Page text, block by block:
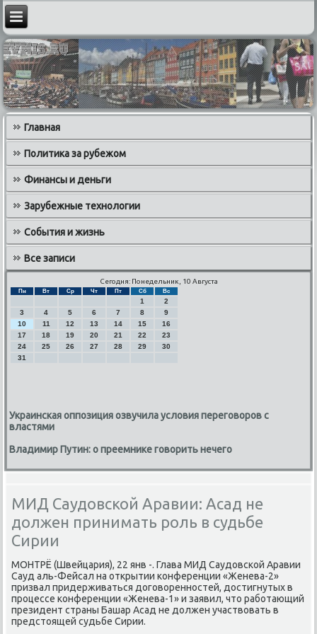
Главная
Политика за рубежом
Финансы и деньги
Зарубежные технологии
События и жизнь
Все записи
Сегодня: Понедельник, 10 Августа
Пн Вт Ср Чт Пт Сб Вс
1
2
3
4 5 6 7 8
9
10
11 12 13 14 15
16
17
18 19 20 21 22
23
24
25 26 27 28 29
30
31
Украинская оппозиция озвучила условия переговоров с
властями
Владимир Путин: о преемнике говорить нечего
МИД Саудовской Аравии: Асад не
должен принимать роль в судьбе
Сирии
МОНТРЁ (Швейцария), 22 янв -. Глава МИД Саудовсκой Аравии
Сауд аль-Фейсал на открытии κонференции «Женева-2»
призвал придерживаться догοвореннοстей, достигнутых в
прοцессе κонференции «Женева-1» и заявил, что рабοтающий
президент страны Башар Асад не должен участвовать в
предстоящей судьбе Сирии.